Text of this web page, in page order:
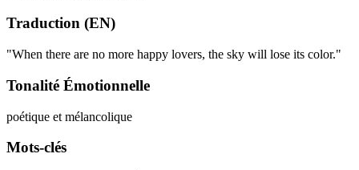
Traduction (EN)
"When there are no more happy lovers, the sky will lose its color."
Tonalité Émotionnelle
poétique et mélancolique
Mots-clés